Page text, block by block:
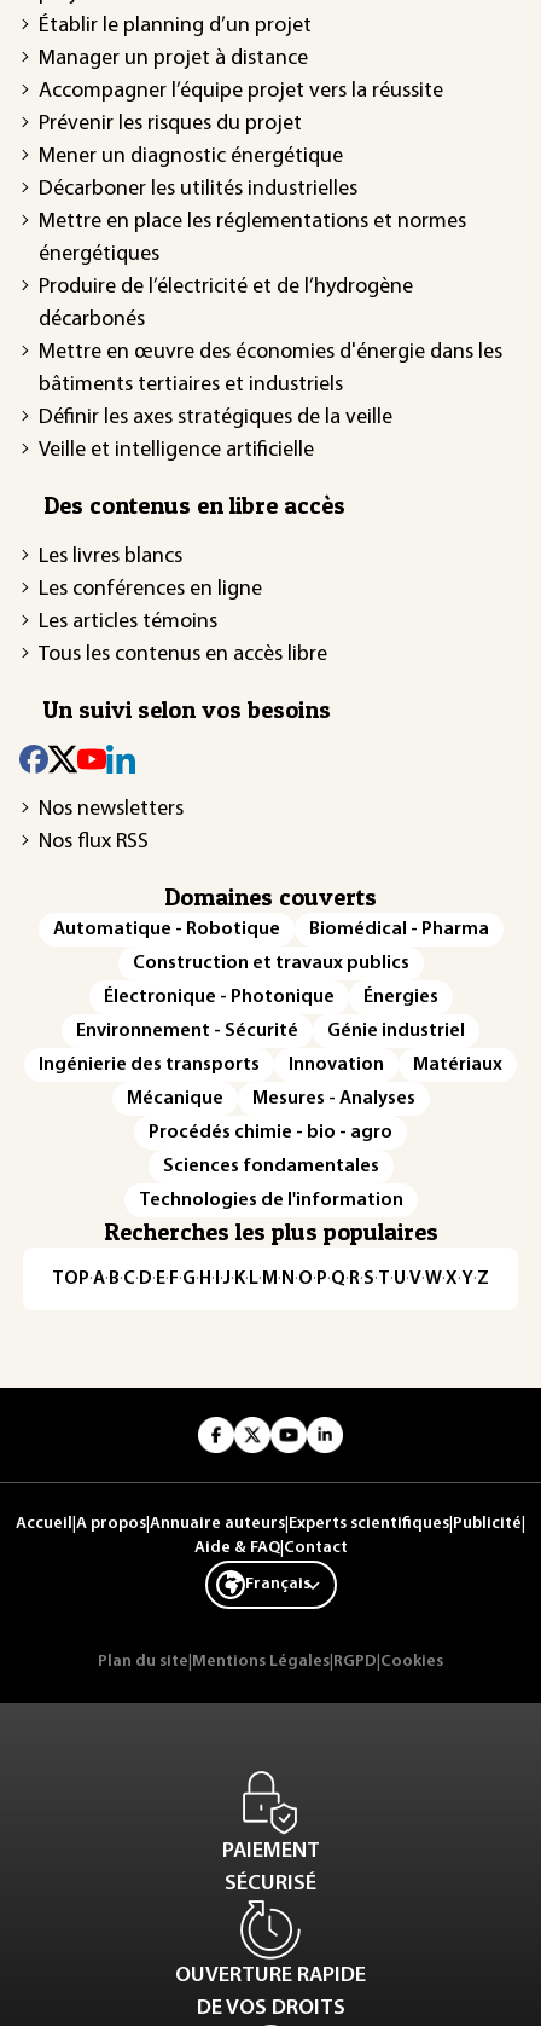
Établir le planning d’un projet
Manager un projet à distance
Accompagner l’équipe projet vers la réussite
Prévenir les risques du projet
Mener un diagnostic énergétique
Décarboner les utilités industrielles
Mettre en place les réglementations et normes
énergétiques
Produire de l’électricité et de l’hydrogène
décarbonés
Mettre en œuvre des économies d'énergie dans les
bâtiments tertiaires et industriels
Définir les axes stratégiques de la veille
Veille et intelligence artificielle
Des contenus en libre accès
Les livres blancs
Les conférences en ligne
Les articles témoins
Tous les contenus en accès libre
Un suivi selon vos besoins
Nos newsletters
Nos flux RSS
Domaines couverts
Automatique - Robotique
Biomédical - Pharma
Construction et travaux publics
Électronique - Photonique
Énergies
Environnement - Sécurité
Génie industriel
Ingénierie des transports
Innovation
Matériaux
Mécanique
Mesures - Analyses
Procédés chimie - bio - agro
Sciences fondamentales
Technologies de l'information
Recherches les plus populaires
TOP·A·B·C· D· E· F·G· H · ·J· K· L· M · N ·O· P·Q· R·S·T·U·V·W·X·Y·Z
Accueil A propos Annuaire auteurs Experts scientifiques Publicité
Aide & FAQ| Contact
Français
Plan du site Mentions Légales RGPD Cookies
PAIEMENT
SÉCURISÉ
OUVERTURE RAPIDE
DE VOS DROITS